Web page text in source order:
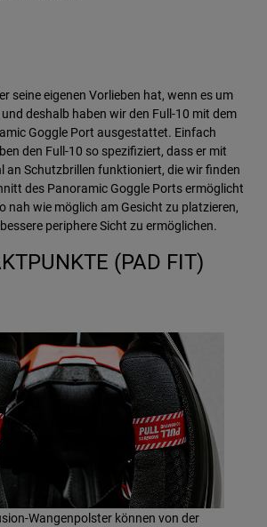
seine eigenen Vorlieben hat, wenn es um
deshalb haben wir den Full-10 mit dem
Goggle Port ausgestattet. Einfach
den Full-10 so spezifiziert, dass er mit
an Schutzbrillen funktioniert, die wir finden
des Panoramic Goggle Ports ermöglicht
nah wie möglich am Gesicht zu platzieren,
periphere Sicht zu ermöglichen.
(PAD FIT)
Wangenpolster können von der